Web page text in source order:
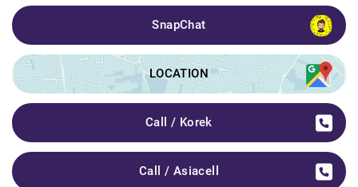
SnapChat
LOCATION
Call / Korek
Call / Asiacell